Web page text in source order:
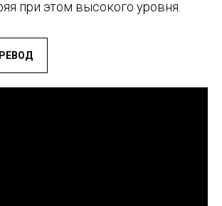
при этом высокого уровня.